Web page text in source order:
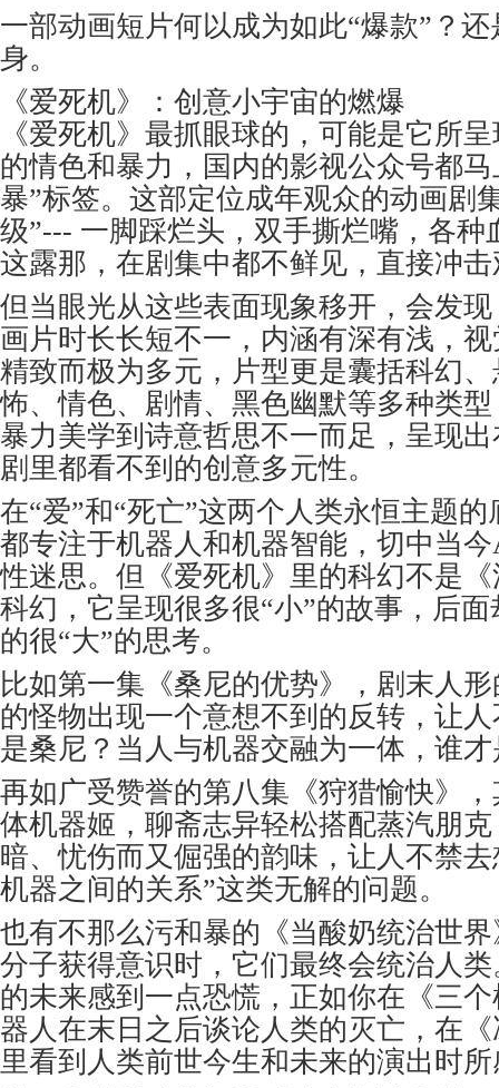
一部动画短片何以成为如此“爆款”？
身。
《爱死机》：创意小宇宙的燃爆
《爱死机》最抓眼球的，可能是它所
的情色和暴力，国内的影视公众号都
暴”标签。这部定位成年观众的动画剧
级”--- 一脚踩烂头，双手撕烂嘴，各种
这露那，在剧集中都不鲜见，直接冲
但当眼光从这些表面现象移开，会发
画片时长长短不一，内涵有深有浅，
精致而极为多元，片型更是囊括科幻
怖、情色、剧情、黑色幽默等多种类
暴力美学到诗意哲思不一而足，呈现
剧里都看不到的创意多元性。
在“爱”和“死亡”这两个人类永恒主题
都专注于机器人和机器智能，切中当
性迷思。但《爱死机》里的科幻不是
科幻，它呈现很多很“小”的故事，后
的很“大”的思考。
比如第一集《桑尼的优势》，剧末人
的怪物出现一个意想不到的反转，让
是桑尼？当人与机器交融为一体，谁
再如广受赞誉的第八集《狩猎愉快》
体机器姬，聊斋志异轻松搭配蒸汽朋
暗、忧伤而又倔强的韵味，让人不禁
机器之间的关系”这类无解的问题。
也有不那么污和暴的《当酸奶统治世
分子获得意识时，它们最终会统治人
的未来感到一点恐慌，正如你在《三
器人在末日之后谈论人类的灭亡，在
里看到人类前世今生和未来的演出时